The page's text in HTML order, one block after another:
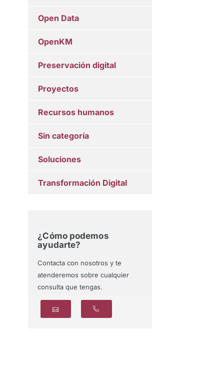
Open Data
OpenKM
Preservación digital
Proyectos
Recursos humanos
Sin categoría
Soluciones
Transformación Digital
¿Cómo podemos
ayudarte?
Contacta con nosotros y te
atenderemos sobre cualquier
consulta que tengas.